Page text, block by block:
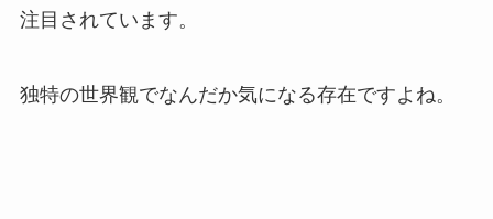
注目されています。
独特の世界観でなんだか気になる存在ですよね。